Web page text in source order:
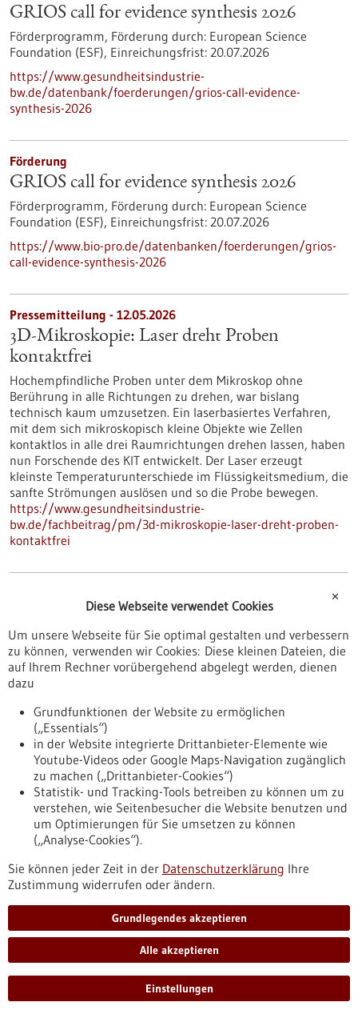
GRIOS call for evidence synthesis 2026
Förderprogramm, Förderung durch: European Science
Foundation (ESF), Einreichungsfrist: 20.07.2026
https://www.gesundheitsindustrie-
bw.de/datenbank/foerderungen/grios-call-evidence-
synthesis-2026
Förderung
GRIOS call for evidence synthesis 2026
Förderprogramm, Förderung durch: European Science
Foundation (ESF), Einreichungsfrist: 20.07.2026
https://www.bio-pro.de/datenbanken/foerderungen/grios-
call-evidence-synthesis-2026
Pressemitteilung - 12.05.2026
3D-Mikroskopie: Laser dreht Proben
kontaktfrei
Hochempfindliche Proben unter dem Mikroskop ohne
Berührung in alle Richtungen zu drehen, war bislang
technisch kaum umzusetzen. Ein laserbasiertes Verfahren,
mit dem sich mikroskopisch kleine Objekte wie Zellen
kontaktlos in alle drei Raumrichtungen drehen lassen, haben
nun Forschende des KIT entwickelt. Der Laser erzeugt
kleinste Temperaturunterschiede im Flüssigkeitsmedium, die
sanfte Strömungen auslösen und so die Probe bewegen.
https://www.gesundheitsindustrie-
bw.de/fachbeitrag/pm/3d-mikroskopie-laser-dreht-proben-
kontaktfrei
Wie Immunzellen Alzheimer beeinflussen: T-
Zellen rücken ins Zentrum der Forschung
Bestimmte T-Zellen reagieren gezielt auf Amyloid-
Ablagerungen im Gehirn und könnten Entzündungsprozesse
bei Alzheimer vorantreiben. Die Ergebnisse, die an Mäusen
mit einer Alzheimer-ähnlichen Erkrankung erzielt wurden,
eröffnen mögliche neue Ansätze für zeitlich abgestimmte
Therapien. Das zeigten Wissenschaftlerinnen und
Wissenschaftler vom Deutschen Krebsforschungszentrum
(DKFZ) und der Medizinischen Fakultät Mannheim der
Universität Heidelberg.
https://www.gesundheitsindustrie-
bw.de/fachbeitrag/pm/wie-immunzellen-alzheimer-
beeinflussen-t-zellen-ruecken-ins-zentrum-der-forschung-1
Pressemitteilung - 12.05.2026
Depression drückt die Vorfreude, nicht den
Genuss
Der im Alltag empfundene und belastende Verlust von
Aktivitäten, ist ein Kernsymptom einer schweren Depression.
Noch ist es unklar, wie genau sich diese Anhedonie
✕
Diese Webseite verwendet Cookies
Um unsere Webseite für Sie optimal gestalten und verbessern
zu können, verwenden wir Cookies: Diese kleinen Dateien, die
auf Ihrem Rechner vorübergehend abgelegt werden, dienen
dazu
Grundfunktionen der Website zu ermöglichen
(„Essentials“)
in der Website integrierte Drittanbieter-Elemente wie
Youtube-Videos oder Google Maps-Navigation zugänglich
zu machen („Drittanbieter-Cookies“)
Statistik- und Tracking-Tools betreiben zu können um zu
verstehen, wie Seitenbesucher die Website benutzen und
um Optimierungen für Sie umsetzen zu können
(„Analyse-Cookies“).
Sie können jeder Zeit in der Datenschutzerklärung Ihre
Zustimmung widerrufen oder ändern.
Grundlegendes akzeptieren
Alle akzeptieren
Einstellungen